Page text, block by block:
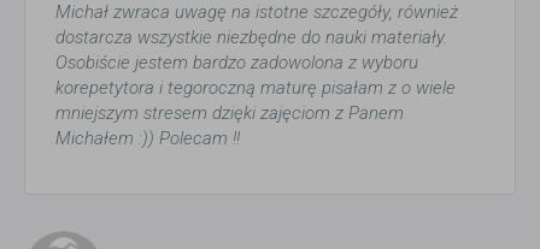
Michał zwraca uwagę na istotne szczegóły, również
dostarcza wszystkie niezbędne do nauki materiały.
Osobiście jestem bardzo zadowolona z wyboru
korepetytora i tegoroczną maturę pisałam z o wiele
mniejszym stresem dzięki zajęciom z Panem
Michałem :)) Polecam !!